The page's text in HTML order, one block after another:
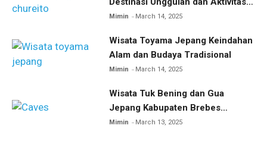
Menarik
Mimin March 14, 2025
Wisata Toyama Jepang Keindahan
Alam dan Budaya Tradisional
Mimin March 14, 2025
Wisata Tuk Bening dan Gua
Jepang Kabupaten Brebes
Eksplorasi Wisata Sejarah dan
Mimin March 13, 2025